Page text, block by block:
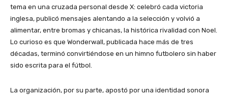
tema en una cruzada personal desde X: celebró cada victoria
inglesa, publicó mensajes alentando a la selección y volvió a
alimentar, entre bromas y chicanas, la histórica rivalidad con Noel.
Lo curioso es que Wonderwall, publicada hace más de tres
décadas, terminó convirtiéndose en un himno futbolero sin haber
sido escrita para el fútbol.
La organización, por su parte, apostó por una identidad sonora